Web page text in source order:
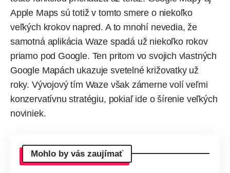
Apple Maps sú totiž v tomto smere o niekoľko
veľkých krokov napred. A to mnohí nevedia, že
samotná aplikácia Waze spadá už niekoľko rokov
priamo pod Google. Ten pritom vo svojich vlastných
Google Mapách ukazuje svetelné križovatky už
roky. Vývojový tím Waze však zámerne volí veľmi
konzervatívnu stratégiu, pokiaľ ide o šírenie veľkých
noviniek.
Mohlo by vás zaujímať